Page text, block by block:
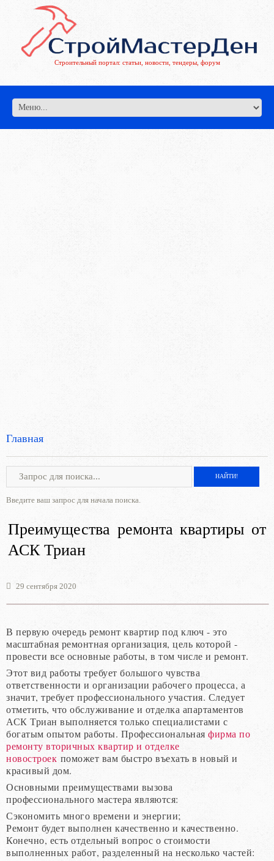
Строительный портал: статьи, новости, тендеры, форум
Главная
Введите ваш запрос для начала поиска.
Преимущества ремонта квартиры от
АСК Триан
29 сентября 2020
В первую очередь ремонт квартир под ключ - это
масштабная ремонтная организация, цель которой -
провести все основные работы, в том числе и ремонт.
Этот вид работы требует большого чувства
ответственности и организации рабочего процесса, а
значит, требует профессионального участия. Следует
отметить, что обслуживание и отделка апартаментов
АСК Триан выполняется только специалистами с
богатым опытом работы. Профессиональная фирма по
ремонту вторичных квартир и отделке
новостроек поможет вам быстро въехать в новый и
красивый дом.
Основными преимуществами вызова
профессионального мастера являются:
Сэкономить много времени и энергии;
Ремонт будет выполнен качественно и качественно.
Конечно, есть отдельный вопрос о стоимости
выполненных работ, разделенный на несколько частей: